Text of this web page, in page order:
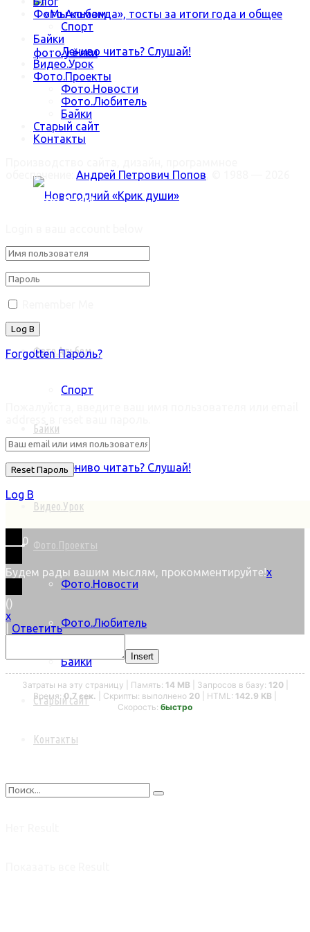
«Мы команда», тосты за итоги года и общее
фото у ёлки
Новогодний «Крик души»
Фото.Альбом
Спорт
Байки
Лениво читать? Слушай!
Видео.Урок
Фото.Проекты
Фото.Новости
Фото.Любитель
Байки
Старый сайт
Контакты
Фото.Альбом
Спорт
Байки
Лениво читать? Слушай!
Видео.Урок
Фото.Проекты
Фото.Новости
Фото.Любитель
Байки
Старый сайт
Контакты
обеспечение: Андрей Петрович Попов
Welcome Back!
Forgotten Пароль?
Log В
0
Будем рады вашим мыслям, прокомментируйте!x
()
x
Ответить
Insert
Затраты на эту страницу | Память: 14 MB | Запросов в базу: 120|
Время:0.7 сек. | Скрипты: выполнено 20 | HTML: 142.9 KB
Скорость: быстро